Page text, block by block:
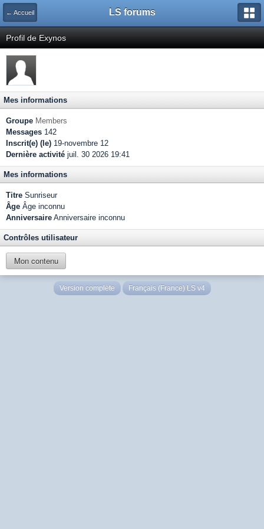
← Accueil LS forums
Profil de Exynos
Mes informations
Groupe Members
Messages 142
Inscrit(e) (le) 19-novembre 12
Dernière activité juil. 30 2026 19:41
Mes informations
Titre Sunriseur
Âge Âge inconnu
Anniversaire Anniversaire inconnu
Contrôles utilisateur
Mon contenu
Version complète Français (France) LS v4